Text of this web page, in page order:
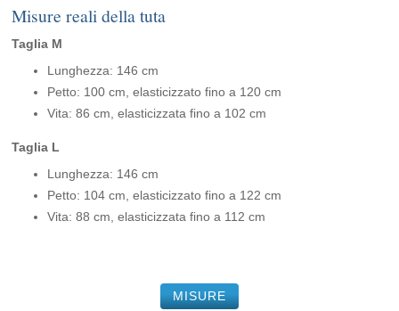
Misure reali della tuta
Taglia M
Lunghezza: 146 cm
Petto: 100 cm, elasticizzato fino a 120 cm
Vita: 86 cm, elasticizzata fino a 102 cm
Taglia L
Lunghezza: 146 cm
Petto: 104 cm, elasticizzato fino a 122 cm
Vita: 88 cm, elasticizzata fino a 112 cm
MISURE